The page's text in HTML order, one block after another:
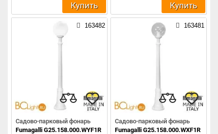
Купить Купить
163482
Садово-парковый фонарь
Fumagalli G25.158.000.WYF1R
163481
Садово-парковый фонарь
Fumagalli G25.158.000.WXF1R